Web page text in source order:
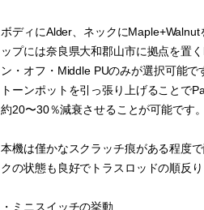
ボディにAlder、ネックに
ップには奈良県大和郡山市に拠点を置
ン・オフ・Middle PUのみが選択可能
トーンポットを引っ張り上げることで
約20〜30％減衰させることが可能です。
本機は僅かなスクラッチ痕がある程度
クの状態も良好でトラスロッドの順反
・ミニスイッチの挙動